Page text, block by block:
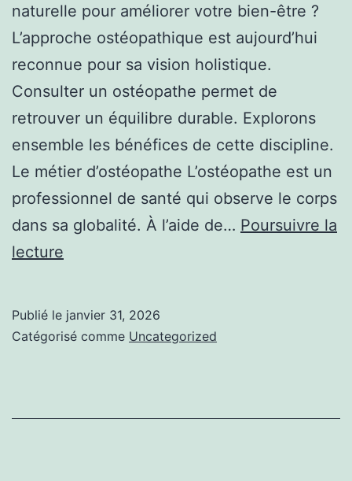
naturelle pour améliorer votre bien-être ?
L’approche ostéopathique est aujourd’hui
reconnue pour sa vision holistique.
Consulter un ostéopathe permet de
retrouver un équilibre durable. Explorons
ensemble les bénéfices de cette discipline.
Le métier d’ostéopathe L’ostéopathe est un
professionnel de santé qui observe le corps
dans sa globalité. À l’aide de… Poursuivre la
lecture
spécialiste
Publié le janvier 31, 2026
Catégorisé comme Uncategorized